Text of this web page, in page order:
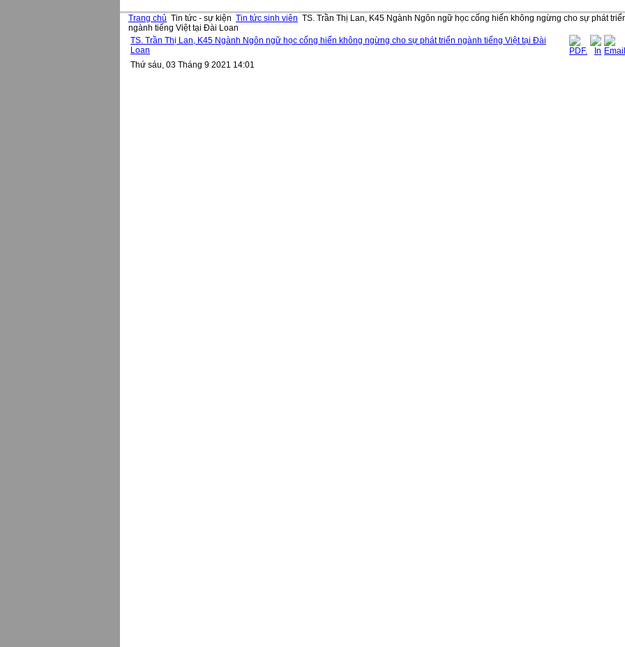
Trang chủ Tin tức - sự kiện Tin tức sinh viên TS. Trần Thị Lan, K45 Ngành Ngôn ngữ học cống hiến không ngừng cho sự phát
ngành tiếng Việt tại Đài Loan
TS. Trần Thị Lan, K45 Ngành Ngôn ngữ học cống hiến không ngừng cho sự phát triển ngành tiếng Việt tại Đài
Loan
Thứ sáu, 03 Tháng 9 2021 14:01